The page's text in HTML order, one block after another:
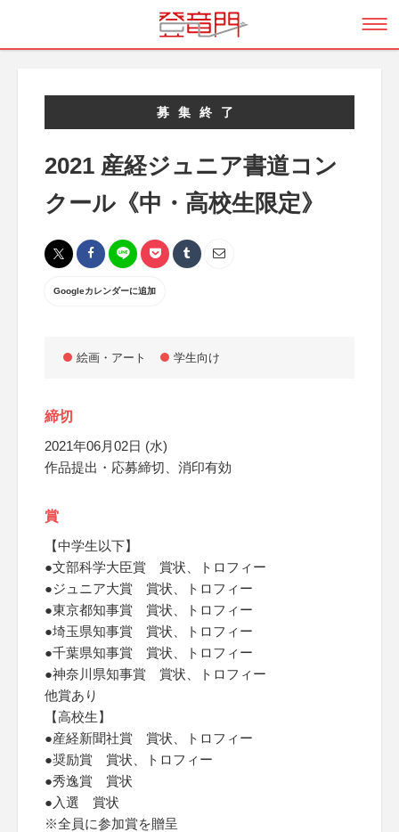
募集終了
2021 産経ジュニア書道コン
クール《中・高校生限定》
Googleカレンダーに追加
絵画・アート 学生向け
締切
2021年06月02日 (水)
作品提出・応募締切、消印有効
賞
【中学生以下】
●文部科学大臣賞 賞状、トロフィー
●ジュニア大賞 賞状、トロフィー
●東京都知事賞 賞状、トロフィー
●埼玉県知事賞 賞状、トロフィー
●千葉県知事賞 賞状、トロフィー
●神奈川県知事賞 賞状、トロフィー
他賞あり
【高校生】
●産経新聞社賞 賞状、トロフィー
●奨励賞 賞状、トロフィー
●秀逸賞 賞状
●入選 賞状
※全員に参加賞を贈呈